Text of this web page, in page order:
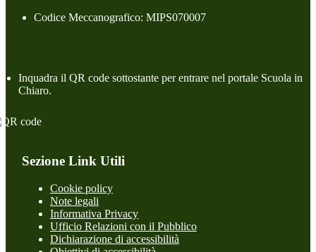
Codice Meccanografico: MIPS070007
Inquadra il QR code sottostante per entrare nel portale Scuola in
Chiaro.
Sezione Link Utili
Cookie policy
Note legali
Informativa Privacy
Ufficio Relazioni con il Pubblico
Dichiarazione di accessibilità